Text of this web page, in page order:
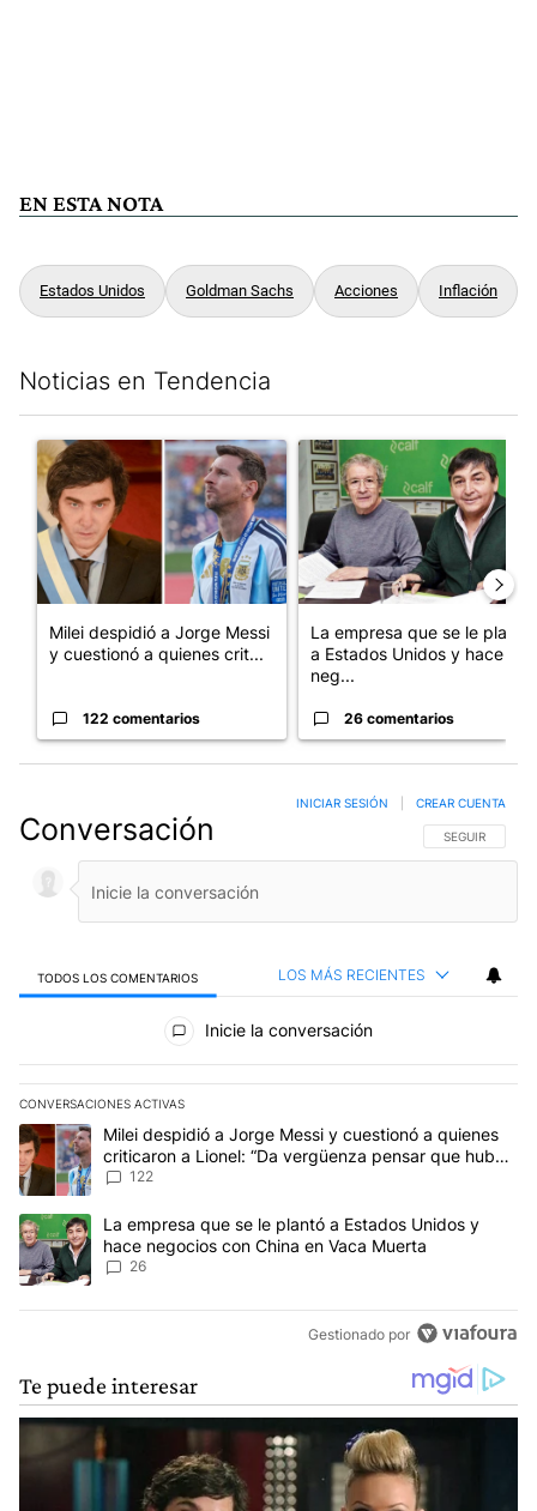
EN ESTA NOTA
Estados Unidos Goldman Sachs Acciones Inflación
Noticias en Tendencia
Un artículo de tendencia con el título "Milei despidió a Jorge
Milei despidió a Jorge Messi
y cuestionó a quienes crit...
122 comentarios
Un artículo de tendencia con
La empresa que se le plantó
a Estados Unidos y hace
neg...
26 comentarios
Conversación SIGA ESTA
SEGUIR
INICIAR SESIÓN CREAR CUENTA
TODOS LOS COMENTARIOS LOS MÁS RECIENTES
Todos los comentarios
Inicie la conversación
CONVERSACIONES ACTIVAS
Este listado muestra los artículos con más comentarios en los
Un artículo de tendencia con el título "Milei despidió a Jorge
Milei despidió a Jorge Messi y cuestionó a quienes
criticaron a Lionel: “Da vergüenza pensar que hubo
anti-Messi”
122
Un artículo de tendencia con el título "La empresa que se le
La empresa que se le plantó a Estados Unidos y
hace negocios con China en Vaca Muerta
26
Gestionado por